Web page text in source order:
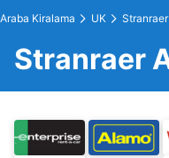
Araba Kiralama UK Stranraer
Stranraer